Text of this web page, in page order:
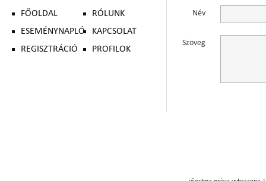
FŐOLDAL
RÓLUNK
ESEMÉNYNAPLÓ
KAPCSOLAT
REGISZTRÁCIÓ
PROFILOK
Név
Szöveg